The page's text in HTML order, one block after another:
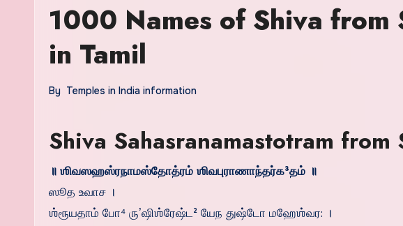
1000 Names of Shiva from
in Tamil
By Temples in India information
Shiva Sahasranamastotram
॥ ஶிவஸஹஸ்ரநாமஸ்தோத்ரம் ஶிவபுராணாந்தர்க³தம் ॥
ஸூத உவாச ।
ஶ்ரூயதாம் போ⁴ ருʼஷிஶ்ரேஷ்ட² யேந துஷ்டோ மஹேஶ்வர: ।